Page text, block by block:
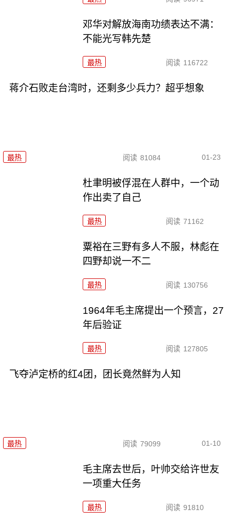
邓华对解放海南功绩表达不满：
不能光写韩先楚
最热 阅读 116722
蒋介石败走台湾时，还剩多少兵力？超乎想象
最热 阅读 81084 01-23
杜聿明被俘混在人群中，一个动
作出卖了自己
最热 阅读 71162
粟裕在三野有多人不服，林彪在
四野却说一不二
最热 阅读 130756
1964年毛主席提出一个预言，27
年后验证
最热 阅读 127805
飞夺泸定桥的红4团，团长竟然鲜为人知
最热 阅读 79099 01-10
毛主席去世后，叶帅交给许世友
一项重大任务
最热 阅读 91810